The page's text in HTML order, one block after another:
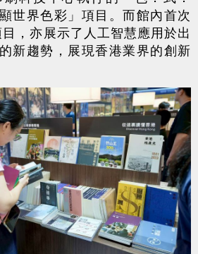
世界色彩」項目。而館內首次
，亦展示了人工智慧應用於出
新趨勢，展現香港業界的創新